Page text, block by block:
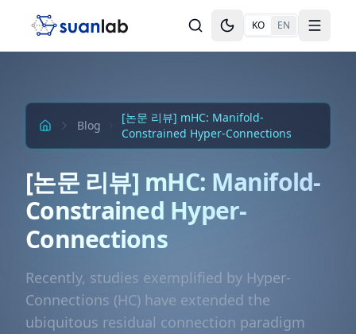
Toggle theme
KO EN Toggle
Blog
[논문 리뷰] mHC: Manifold-
Constrained Hyper-Connections
[논문 리뷰] mHC: Manifold-
Constrained Hyper-
Connections
Recently, studies exemplified by Hyper-
Connections (HC) have extended the
ubiquitous residual connection paradigm